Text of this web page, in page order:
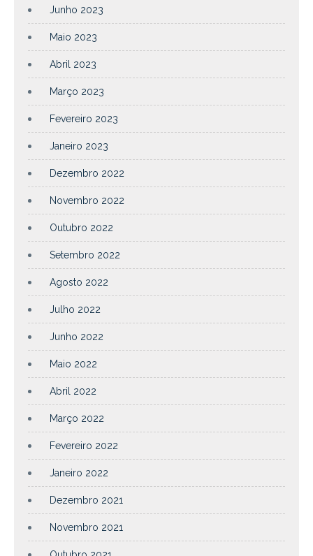
Junho 2023
Maio 2023
Abril 2023
Março 2023
Fevereiro 2023
Janeiro 2023
Dezembro 2022
Novembro 2022
Outubro 2022
Setembro 2022
Agosto 2022
Julho 2022
Junho 2022
Maio 2022
Abril 2022
Março 2022
Fevereiro 2022
Janeiro 2022
Dezembro 2021
Novembro 2021